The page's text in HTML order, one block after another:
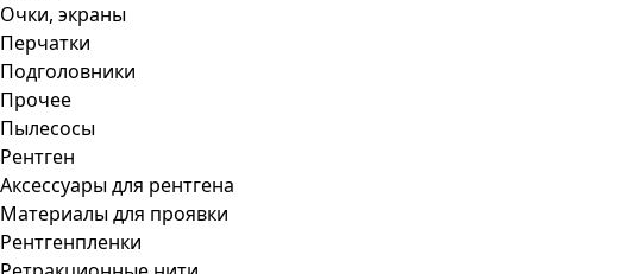
Очки, экраны
Перчатки
Подголовники
Прочее
Пылесосы
Рентген
Аксессуары для рентгена
Материалы для проявки
Рентгенпленки